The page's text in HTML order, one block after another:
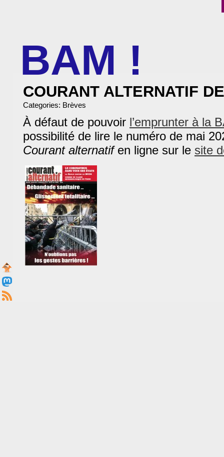
BAM !
COURANT ALTERNATIF
Categories: Brèves
À défaut de pouvoir l’emprunter à la
possibilité de lire le numéro de mai
Courant alternatifen ligne sur le site